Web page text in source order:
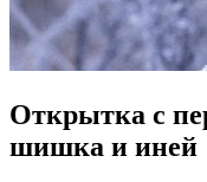
Открытка с
шишка и иней